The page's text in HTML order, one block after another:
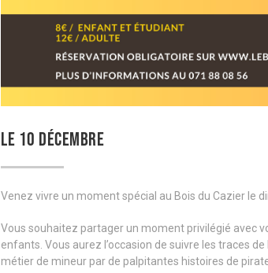
LE 10 DÉCEMBRE
Venez vivre un moment spécial au Bois du Cazier le
Vous souhaitez partager un moment privilégié avec
enfants. Vous aurez l’occasion de suivre les traces
métier de mineur par de palpitantes histoires de